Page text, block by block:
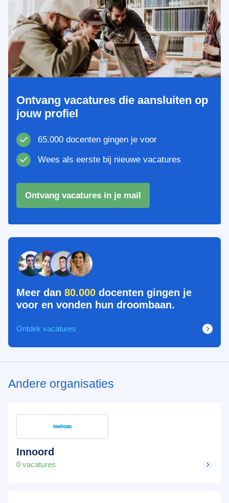
Ontvang vacatures die aansluiten op
jouw profiel
65.000 docenten gingen je voor
Wees als eerste bij nieuwe vacatures
Ontvang vacatures in je mail
Meer dan 80.000 docenten gingen je
voor en vonden hun droombaan.
Ontdek vacatures
Andere organisaties
Innoord
0 vacatures